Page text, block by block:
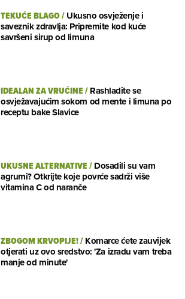
TEKUĆE BLAGO/Ukusno osvježenje i
saveznik zdravlja: Pripremite kod kuće
savršeni sirup od limuna
IDEALAN ZA VRUĆINE/Rashladite se
osvježavajućim sokom od mente i limuna po
receptu bake Slavice
UKUSNE ALTERNATIVE/Dosadili su vam
agrumi? Otkrijte koje povrće sadrži više
vitamina C od naranče
ZBOGOM KRVOPIJE!/Komarce ćete zauvijek
otjerati uz ovo sredstvo: 'Za izradu vam treba
manje od minute'